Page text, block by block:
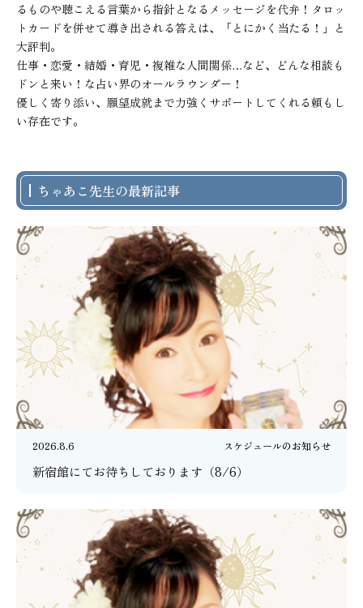
るものや聴こえる言葉から指針となるメッセージを代弁！タロッ
トカードを併せて導き出される答えは、「とにかく当たる！」と
大評判。
仕事・恋愛・結婚・育児・複雑な人間関係…など、どんな相談も
ドンと来い！な占い界のオールラウンダー！
優しく寄り添い、願望成就まで力強くサポートしてくれる頼もし
い存在です。
ちゃあこ先生の最新記事
2026.8.6 スケジュールのお知らせ
新宿館にてお待ちしております（8/6）